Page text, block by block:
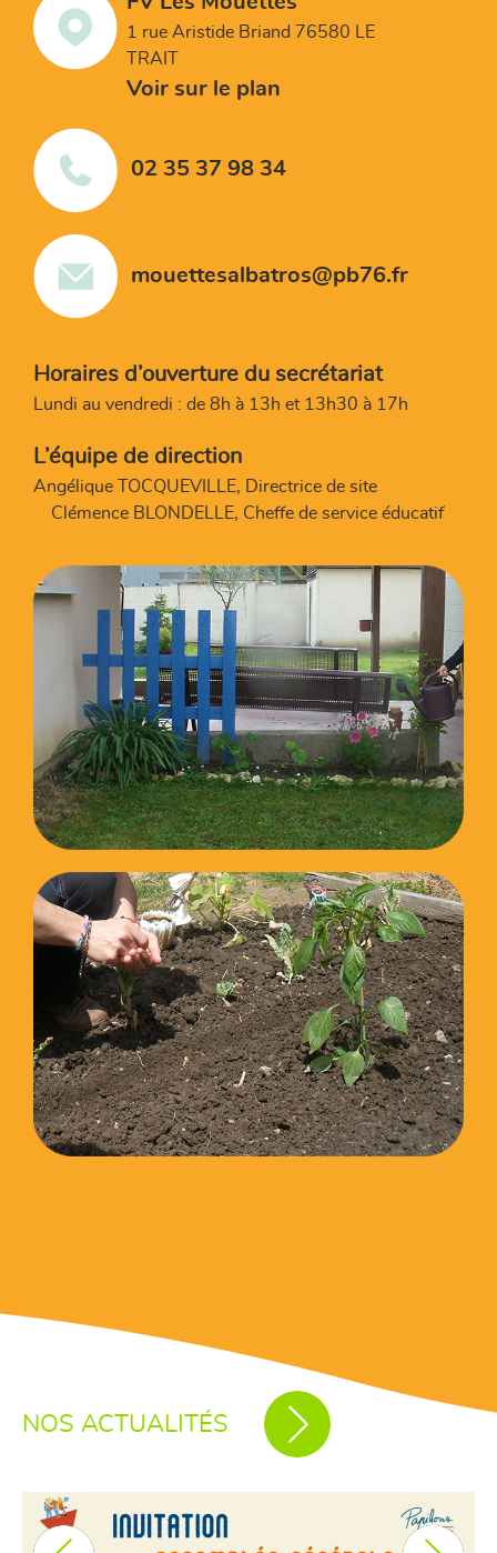
1 rue Aristide Briand 76580 LE
TRAIT
Voir sur le plan
02 35 37 98 34
mouettesalbatros@pb76.fr
Horaires d’ouverture du secrétariat
Lundi au vendredi : de 8h à 13h et 13h30 à 17h
L’équipe de direction
Angélique TOCQUEVILLE, Directrice de site
Clémence BLONDELLE, Cheffe de service éducatif
NOS ACTUALITÉS